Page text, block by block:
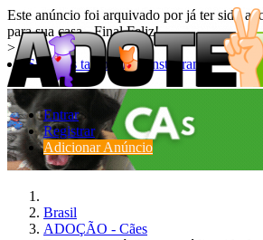
Entrar
Registrar
Adicionar Anúncio
Este anúncio foi arquivado por já ter sido
para sua casa - Final Feliz!.
>
Siga-nos também no Instagram!
Brasil
ADOÇÃO - Cães